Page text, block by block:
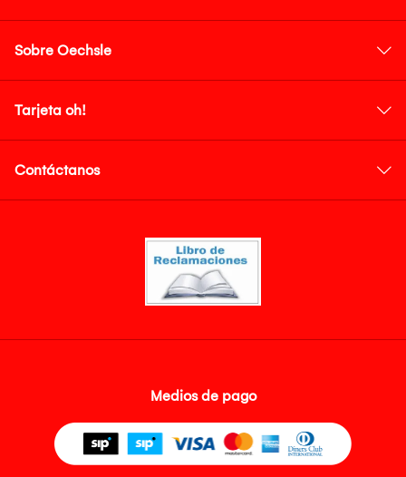
Sobre Oechsle
Tarjeta oh!
Contáctanos
Medios de pago